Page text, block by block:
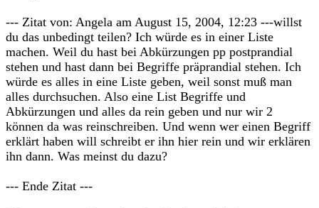
--- Zitat von: Angela am August 15, 2004, 12:23 ---willst
du das unbedingt teilen? Ich würde es in einer Liste
machen. Weil du hast bei Abkürzungen pp postprandial
stehen und hast dann bei Begriffe präprandial stehen. Ich
würde es alles in eine Liste geben, weil sonst muß man
alles durchsuchen. Also eine List Begriffe und
Abkürzungen und alles da rein geben und nur wir 2
können da was reinschreiben. Und wenn wer einen Begriff
erklärt haben will schreibt er ihn hier rein und wir erklären
ihn dann. Was meinst du dazu?
--- Ende Zitat ---